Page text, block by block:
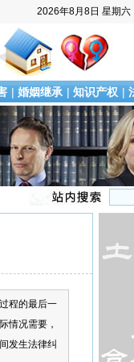
2026年8月8日 星期六
| 婚姻继承 | 知识产权 |
程的最后一
情况需要，
发生法律纠